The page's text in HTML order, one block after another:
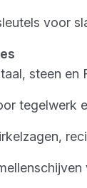
voor
steen en
tegelwerk